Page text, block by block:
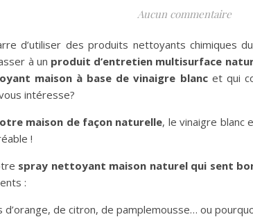
Aucun commentaire
d’utiliser des produits nettoyants chimiques
à un produit d’entretien multisurface
maison à base de vinaigre blancet qui
intéresse?
maison de façon naturelle, le vinaigre blanc
!
spray nettoyant maison naturel qui sent
:
d’orange, de citron, de pamplemousse… ou